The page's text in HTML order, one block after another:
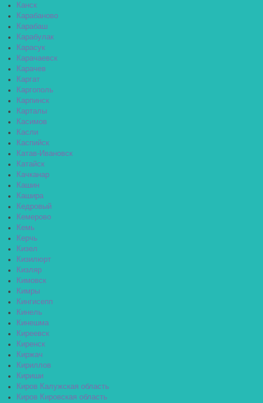
Канск
Карабаново
Карабаш
Карабулак
Карасук
Карачаевск
Карачев
Каргат
Каргополь
Карпинск
Карталы
Касимов
Касли
Каспийск
Катав-Ивановск
Катайск
Качканар
Кашин
Кашира
Кедровый
Кемерово
Кемь
Керчь
Кизел
Кизилюрт
Кизляр
Кимовск
Кимры
Кингисепп
Кинель
Кинешма
Киреевск
Киренск
Киржач
Кириллов
Кириши
Киров Калужская область
Киров Кировская область